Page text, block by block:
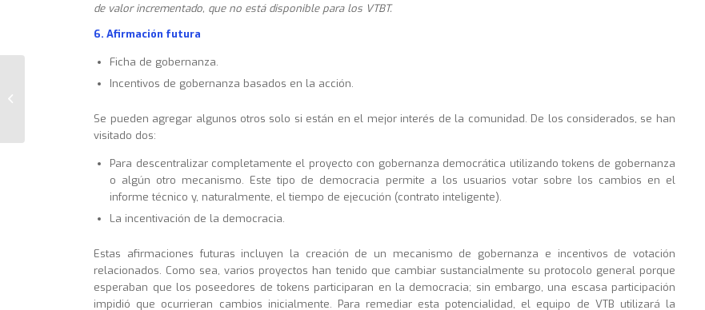
de valor incrementado, que no está disponible para los VTBT.
6. Afirmación futura
Ficha de gobernanza.
Incentivos de gobernanza basados en la acción.
Se pueden agregar algunos otros solo si están en el mejor interés de la comunidad. De los considerados, se han
visitado dos:
Para descentralizar completamente el proyecto con gobernanza democrática utilizando tokens de gobernanza
o algún otro mecanismo. Este tipo de democracia permite a los usuarios votar sobre los cambios en el
informe técnico y, naturalmente, el tiempo de ejecución (contrato inteligente).
La incentivación de la democracia.
Estas afirmaciones futuras incluyen la creación de un mecanismo de gobernanza e incentivos de votación
relacionados. Como sea, varios proyectos han tenido que cambiar sustancialmente su protocolo general porque
esperaban que los poseedores de tokens participaran en la democracia; sin embargo, una escasa participación
impidió que ocurrieran cambios inicialmente. Para remediar esta potencialidad, el equipo de VTB utilizará la